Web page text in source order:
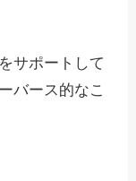
サポートして
バース的なこ